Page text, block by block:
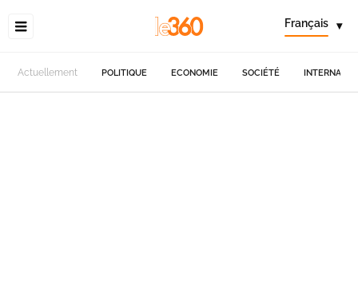
Français ▾
Actuellement POLITIQUE ECONOMIE SOCIÉTÉ